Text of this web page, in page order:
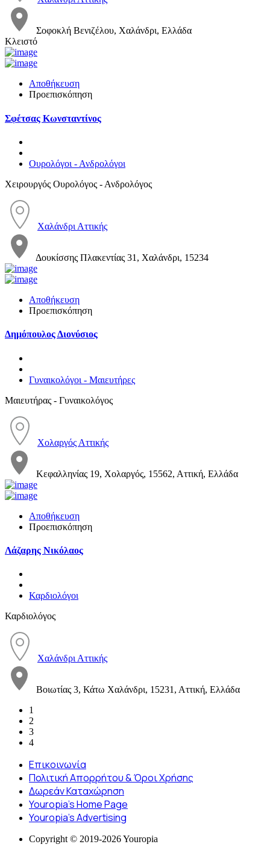
Σοφοκλή Βενιζέλου, Χαλάνδρι, Ελλάδα
Κλειστό
Αποθήκευση
Προεπισκόπηση
Σφέτσας Κωνσταντίνος
Ουρολόγοι - Ανδρολόγοι
Χειρουργός Ουρολόγος - Ανδρολόγος
Χαλάνδρι Αττικής
Δουκίσσης Πλακεντίας 31, Χαλάνδρι, 15234
Αποθήκευση
Προεπισκόπηση
Δημόπουλος Διονύσιος
Γυναικολόγοι - Μαιευτήρες
Μαιευτήρας - Γυναικολόγος
Χολαργός Αττικής
Κεφαλληνίας 19, Χολαργός, 15562, Αττική, Ελλάδα
Αποθήκευση
Προεπισκόπηση
Λάζαρης Νικόλαος
Καρδιολόγοι
Καρδιολόγος
Χαλάνδρι Αττικής
Βοιωτίας 3, Κάτω Χαλάνδρι, 15231, Αττική, Ελλάδα
1
2
3
4
Επικοινωνία
Πολιτική Απορρήτου & Όροι Χρήσης
Δωρεάν Καταχώρηση
Youropia’s Home Page
Youropia’s Advertising
Copyright © 2019-2026 Youropia